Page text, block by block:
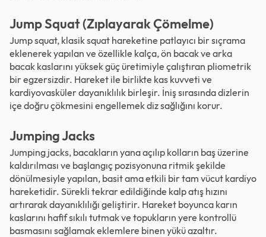
Jump Squat (Zıplayarak Çömelme)
Jump squat, klasik squat hareketine patlayıcı bir sıçrama
eklenerek yapılan ve özellikle kalça, ön bacak ve arka
bacak kaslarını yüksek güç üretimiyle çalıştıran pliometrik
bir egzersizdir. Hareket ile birlikte kas kuvveti ve
kardiyovasküler dayanıklılık birleşir. İniş sırasında dizlerin
içe doğru çökmesini engellemek diz sağlığını korur.
Jumping Jacks
Jumping jacks, bacakların yana açılıp kolların baş üzerine
kaldırılması ve başlangıç pozisyonuna ritmik şekilde
dönülmesiyle yapılan, basit ama etkili bir tam vücut kardiyo
hareketidir. Sürekli tekrar edildiğinde kalp atış hızını
artırarak dayanıklılığı geliştirir. Hareket boyunca karın
kaslarını hafif sıkılı tutmak ve topukların yere kontrollü
basmasını sağlamak eklemlere binen yükü azaltır.